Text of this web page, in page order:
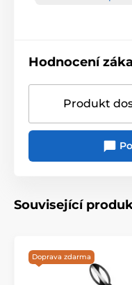
Hodnocení
Produkt
Související
Doprava zdarma